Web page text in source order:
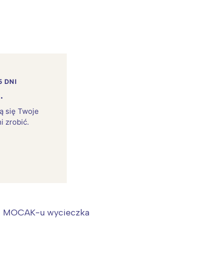
DNI
się Twoje
zrobić.
u wycieczka